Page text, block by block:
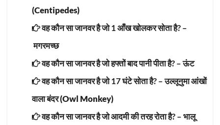
(Centipedes)
वह कौन सा जानवर है जो 1 आँख खोलकर सोता है? –
मगरमच्छ
वह कौन सा जानवर है जो हफ्तों बाद पानी पीता है? –ऊंट
वह कौन सा जानवर है जो 17 घंटे सोता है? –उल्लूनुमा आंखों
वाला बंदर (Owl Monkey)
वह कौन सा जानवर है जो आदमी की तरह रोता है? –भालू